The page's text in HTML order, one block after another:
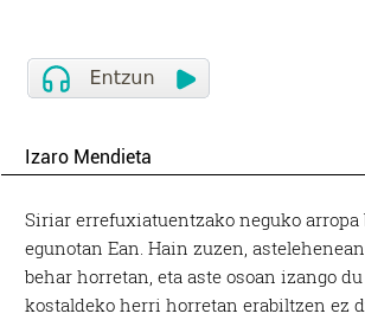
Izaro Mendieta
Siriar errefuxiatuentzako neguko
egunotan Ean. Hain zuzen,
behar horretan, eta aste osoan izango
kostaldeko herri horretan erabiltzen ez